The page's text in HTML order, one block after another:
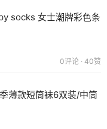
socks 女士潮牌彩色条
0评论 · 40赞
薄款短筒袜6双装/中筒